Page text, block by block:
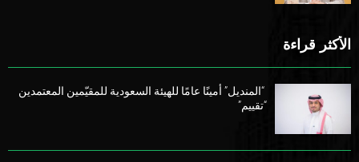
الأكثر قراءة
“المنديل” أمينًا عامًا للهيئة السعودية للمقيّمين المعتمدين
“تقييم”